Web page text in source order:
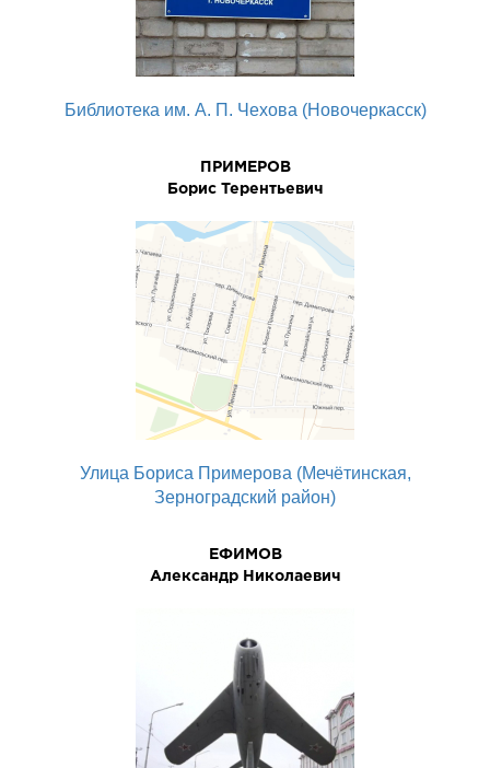
Библиотека им. А. П. Чехова (Новочеркасск)
ПРИМЕРОВ
Боpис Теpентьевич
Улица Бориса Примерова (Мечётинская,
Зерноградский район)
ЕФИМОВ
Александр Николаевич